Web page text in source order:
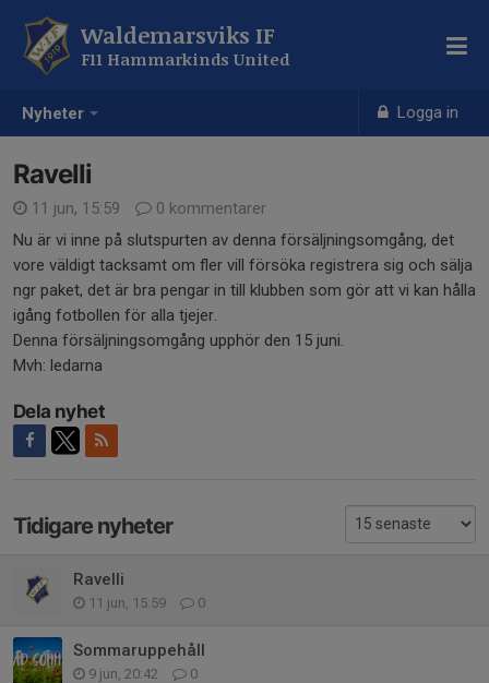
Nyheter Logga in
Waldemarsviks IF
F11 Hammarkinds United
Ravelli
11 jun, 15:59
0 kommentarer
Nu är vi inne på slutspurten av denna försäljningsomgång, det
vore väldigt tacksamt om fler vill försöka registrera sig och sälja
ngr paket, det är bra pengar in till klubben som gör att vi kan hålla
igång fotbollen för alla tjejer.
Denna försäljningsomgång upphör den 15 juni.
Mvh: ledarna
Dela nyhet
Tidigare nyheter
Ravelli
11 jun, 15:59 0
Sommaruppehåll
9 jun, 20:42 0